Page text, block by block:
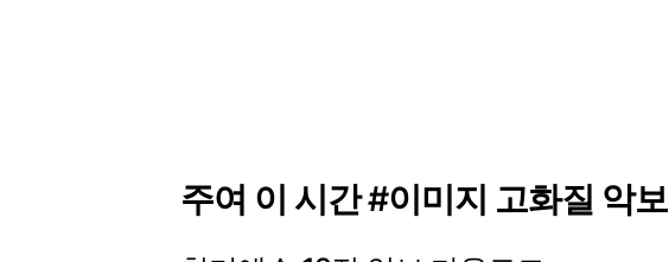
주여 이 시간 #이미지 고화질 악보